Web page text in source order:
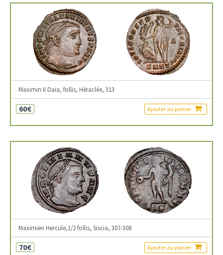
Maximin II Daia, follis, Héraclée, 313
60€ Ajouter au panier
Maximien Hercule,1/2 follis, Siscia, 307-308
70€ Ajouter au panier